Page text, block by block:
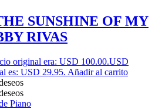
SUNSHINE OF MY
RIVAS
original era: USD 100.00.USD
es: USD 29.95. Añadir al carrito